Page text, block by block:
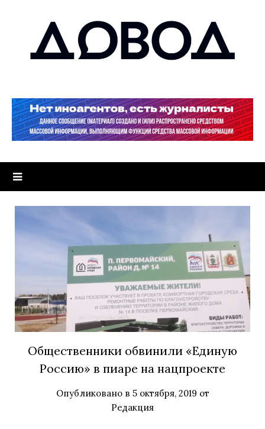
Общественники обвинили «Единую
Россию» в пиаре на нацпроекте
Опубликовано в 5 октября, 2019 от
Редакция